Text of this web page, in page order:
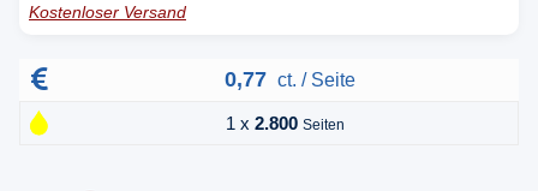
Kostenloser Versand
0,77 ct. / Seite
1 x 2.800 Seiten